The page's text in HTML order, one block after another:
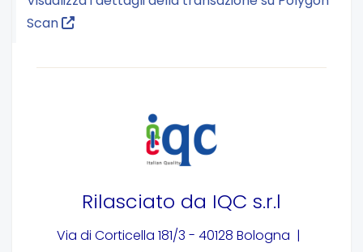
Scan
Rilasciato da IQC s.r.l
Via di Corticella 181/3 - 40128 Bologna |